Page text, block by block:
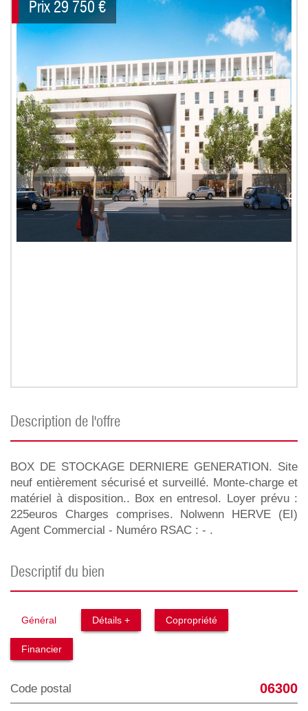
Prix 29 750 €
description de l'offre
BOX DE STOCKAGE DERNIERE GENERATION. Site
neuf entièrement sécurisé et surveillé. Monte-charge et
matériel à disposition.. Box en entresol. Loyer prévu :
225euros Charges comprises. Nolwenn HERVE (EI)
Agent Commercial - Numéro RSAC : - .
descriptif du bien
Général Détails + Copropriété
Financier
Code postal
06300